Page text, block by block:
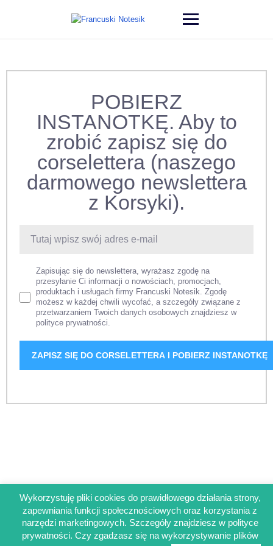
POBIERZ
INSTANOTKĘ. Aby to
zrobić zapisz się do
corselettera (naszego
darmowego newslettera
z Korsyki).
Zapisując się do newslettera, wyrażasz zgodę na
przesyłanie Ci informacji o nowościach, promocjach,
produktach i usługach firmy Francuski Notesik. Zgodę
możesz w każdej chwili wycofać, a szczegóły związane z
przetwarzaniem Twoich danych osobowych znajdziesz w
polityce prywatności.
Regulamin sklepu
Polityka prywatności
Obowiązek informacyjny RODO
© Francuskinotesik.pl 2025
Wykorzystuję pliki cookies do prawidłowego działania strony,
zapewniania funkcji społecznościowych oraz korzystania z
narzędzi marketingowych. Szczegóły znajdziesz w polityce
prywatności. Czy zgadzasz się na wykorzystywanie plików